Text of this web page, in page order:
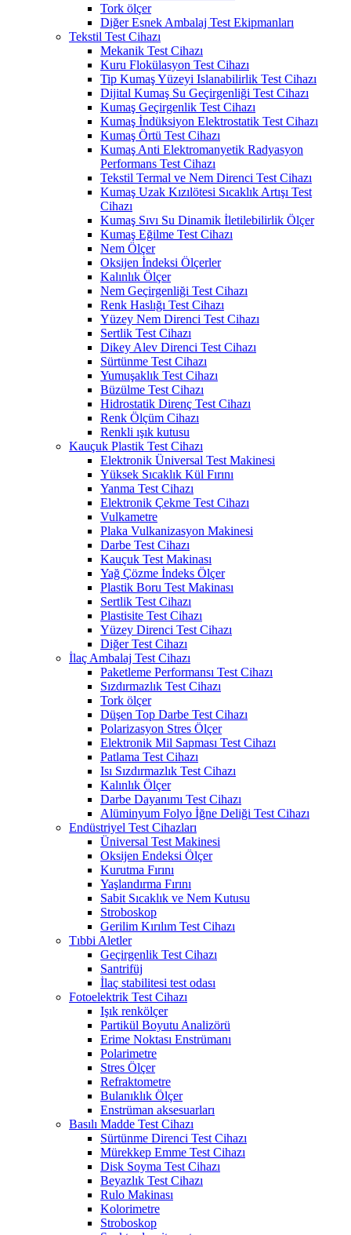
Tork ölçer
Diğer Esnek Ambalaj Test Ekipmanları
Tekstil Test Cihazı
Mekanik Test Cihazı
Kuru Flokülasyon Test Cihazı
Tip Kumaş Yüzeyi Islanabilirlik Test Cihazı
Dijital Kumaş Su Geçirgenliği Test Cihazı
Kumaş Geçirgenlik Test Cihazı
Kumaş İndüksiyon Elektrostatik Test Cihazı
Kumaş Örtü Test Cihazı
Kumaş Anti Elektromanyetik Radyasyon
Performans Test Cihazı
Tekstil Termal ve Nem Direnci Test Cihazı
Kumaş Uzak Kızılötesi Sıcaklık Artışı Test
Cihazı
Kumaş Sıvı Su Dinamik İletilebilirlik Ölçer
Kumaş Eğilme Test Cihazı
Nem Ölçer
Oksijen İndeksi Ölçerler
Kalınlık Ölçer
Nem Geçirgenliği Test Cihazı
Renk Haslığı Test Cihazı
Yüzey Nem Direnci Test Cihazı
Sertlik Test Cihazı
Dikey Alev Direnci Test Cihazı
Sürtünme Test Cihazı
Yumuşaklık Test Cihazı
Büzülme Test Cihazı
Hidrostatik Direnç Test Cihazı
Renk Ölçüm Cihazı
Renkli ışık kutusu
Kauçuk Plastik Test Cihazı
Elektronik Üniversal Test Makinesi
Yüksek Sıcaklık Kül Fırını
Yanma Test Cihazı
Elektronik Çekme Test Cihazı
Vulkametre
Plaka Vulkanizasyon Makinesi
Darbe Test Cihazı
Kauçuk Test Makinası
Yağ Çözme İndeks Ölçer
Plastik Boru Test Makinası
Sertlik Test Cihazı
Plastisite Test Cihazı
Yüzey Direnci Test Cihazı
Diğer Test Cihazı
İlaç Ambalaj Test Cihazı
Paketleme Performansı Test Cihazı
Sızdırmazlık Test Cihazı
Tork ölçer
Düşen Top Darbe Test Cihazı
Polarizasyon Stres Ölçer
Elektronik Mil Sapması Test Cihazı
Patlama Test Cihazı
Isı Sızdırmazlık Test Cihazı
Kalınlık Ölçer
Darbe Dayanımı Test Cihazı
Alüminyum Folyo İğne Deliği Test Cihazı
Endüstriyel Test Cihazları
Üniversal Test Makinesi
Oksijen Endeksi Ölçer
Kurutma Fırını
Yaşlandırma Fırını
Sabit Sıcaklık ve Nem Kutusu
Stroboskop
Gerilim Kırılım Test Cihazı
Tıbbi Aletler
Geçirgenlik Test Cihazı
Santrifüj
İlaç stabilitesi test odası
Fotoelektrik Test Cihazı
Işık renkölçer
Partikül Boyutu Analizörü
Erime Noktası Enstrümanı
Polarimetre
Stres Ölçer
Refraktometre
Bulanıklık Ölçer
Enstrüman aksesuarları
Basılı Madde Test Cihazı
Sürtünme Direnci Test Cihazı
Mürekkep Emme Test Cihazı
Disk Soyma Test Cihazı
Beyazlık Test Cihazı
Rulo Makinası
Kolorimetre
Stroboskop